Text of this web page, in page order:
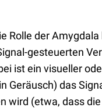
Rolle der
gesteuerten
ist ein visueller
Geräusch) das
wird (etwa, dass